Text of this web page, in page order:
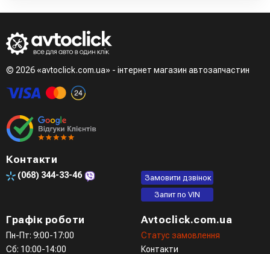
© 2026 «avtoclick.com.ua» - інтернет магазин автозапчастин
Контакти
(068) 344-33-46
Замовити дзвінок
Запит по VIN
Графік роботи
Пн-Пт: 9:00-17:00
Сб: 10:00-14:00
Avtoclick.com.ua
Статус замовлення
Контакти